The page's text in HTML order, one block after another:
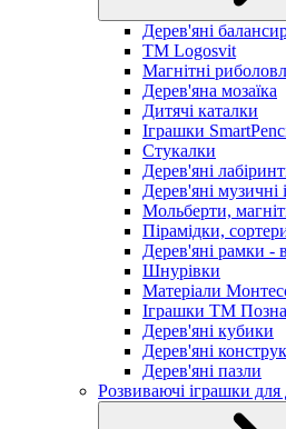
Дерев'яні
TM Logosvit
Магнітні
Дерев'яна мозаїка
Дитячі каталки
Іграшки
Стукалки
Дерев'яні
Дерев'яні музичні
Мольберти,
Пірамідки,
Дерев'яні рамки -
Шнурівки
Матеріали
Іграшки ТМ
Дерев'яні кубики
Дерев'яні
Дерев'яні пазли
Розвиваючі іграшки для